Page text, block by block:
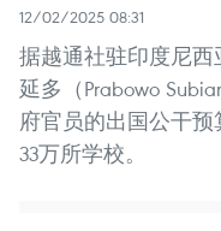
12/02/2025 08:31
据越通社驻印度尼西
延多（Prabowo
府官员的出国公干
33万所学校。